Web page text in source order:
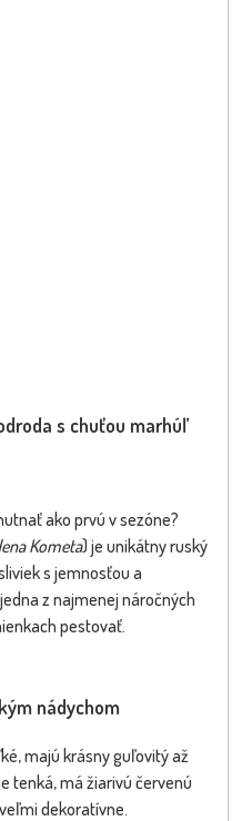
s chuťou marhúľ
ako prvú v sezóne?
Kometa) je unikátny ruský
s jemnosťou a
z najmenej náročných
pestovať.
nádychom
majú krásny guľovitý až
tenká, má žiarivú červenú
dekoratívne.